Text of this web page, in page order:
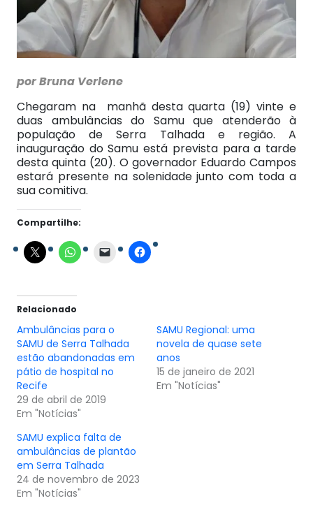
por Bruna Verlene
Chegaram na manhã desta quarta (19) vinte e
duas ambulâncias do Samu que atenderão à
população de Serra Talhada e região. A
inauguração do Samu está prevista para a tarde
desta quinta (20). O governador Eduardo Campos
estará presente na solenidade junto com toda a
sua comitiva.
Compartilhe:
Relacionado
Ambulâncias para o
SAMU de Serra Talhada
estão abandonadas em
pátio de hospital no
Recife
29 de abril de 2019
Em "Notícias"
SAMU Regional: uma
novela de quase sete
anos
15 de janeiro de 2021
Em "Notícias"
SAMU explica falta de
ambulâncias de plantão
em Serra Talhada
24 de novembro de 2023
Em "Notícias"